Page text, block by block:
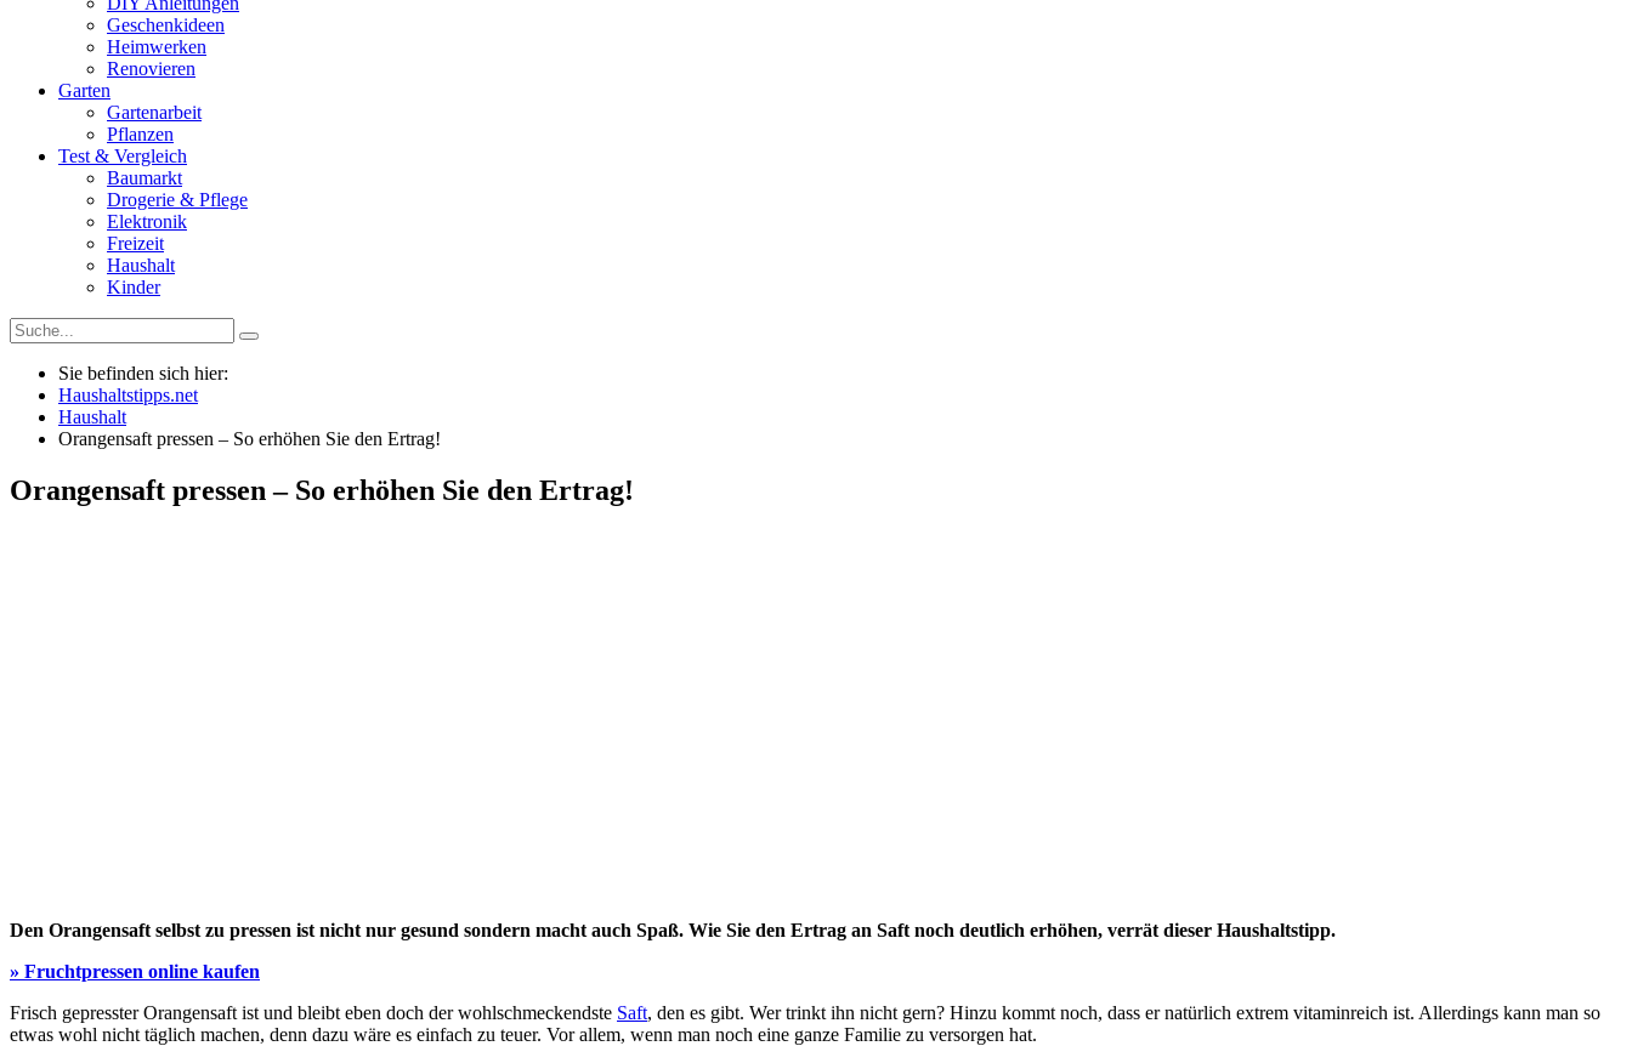
Geschenkideen
Heimwerken
Renovieren
Garten
Gartenarbeit
Pflanzen
Test & Vergleich
Baumarkt
Drogerie & Pflege
Elektronik
Freizeit
Haushalt
Kinder
Sie befinden sich hier:
Haushaltstipps.net
Haushalt
Orangensaft pressen – So erhöhen Sie den Ertrag!
Orangensaft pressen – So erhöhen Sie den Ertrag!
Den Orangensaft selbst zu pressen ist nicht nur gesund sondern macht auch Spaß. Wie Sie den Ertrag an Saft noch deutlich erhöhen, verrät dieser Haushaltstipp.
» Fruchtpressen online kaufen
Frisch gepresster Orangensaft ist und bleibt eben doch der wohlschmeckendste Saft, den es gibt. Wer trinkt ihn nicht gern? Hinzu kommt noch, dass er natürlich extrem vitaminreich ist. Allerdings kann man so
etwas wohl nicht täglich machen, denn dazu wäre es einfach zu teuer. Vor allem, wenn man noch eine ganze Familie zu versorgen hat.